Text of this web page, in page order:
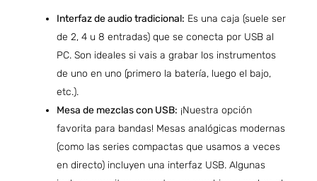
Interfaz de audio tradicional: Es una caja (suele ser
de 2, 4 u 8 entradas) que se conecta por USB al
PC. Son ideales si vais a grabar los instrumentos
de uno en uno (primero la batería, luego el bajo,
etc.).
Mesa de mezclas con USB: ¡Nuestra opción
favorita para bandas! Mesas analógicas modernas
(como las series compactas que usamos a veces
en directo) incluyen una interfaz USB. Algunas